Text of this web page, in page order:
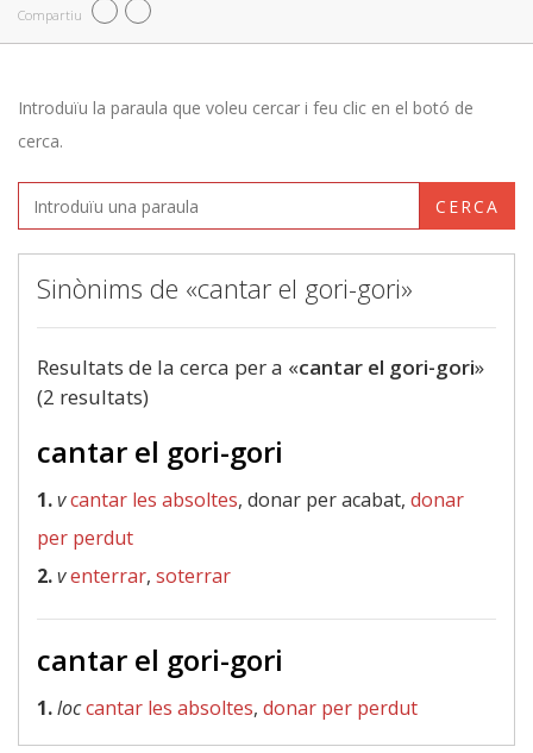
Compartiu
Introduïu la paraula que voleu cercar i feu clic en el botó de
cerca.
CERCA
Sinònims de «cantar el gori-gori»
Resultats de la cerca per a «cantar el gori-gori»
(2 resultats)
cantar el gori-gori
1.vcantar les absoltes, donar per acabat, donar
per perdut
2.venterrar, soterrar
cantar el gori-gori
1.loccantar les absoltes, donar per perdut